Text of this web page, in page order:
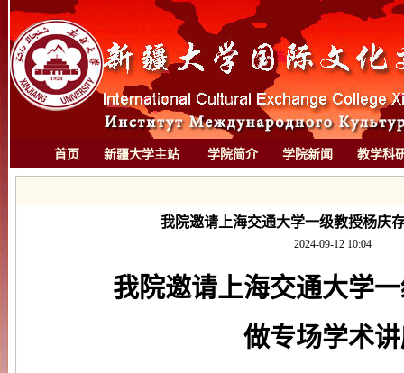
首页 新疆大学主站 学院简介 学院新闻 教学科
我院邀请上海交通大学一级教授杨庆
2024-09-12 10:04
我院邀请上海交通大学
做专场学术